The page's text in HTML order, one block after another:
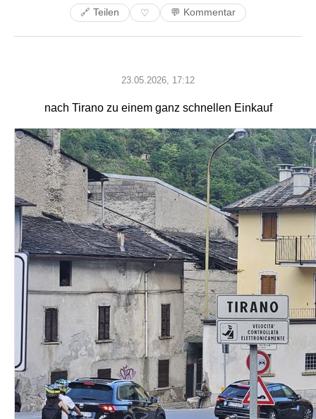
🔗 Teilen ♡ 💬 Kommentar
23.05.2026, 17:12
nach Tirano zu einem ganz schnellen Einkauf